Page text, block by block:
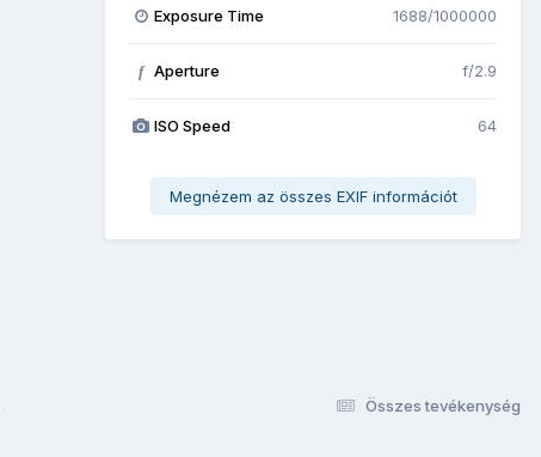
Exposure Time 1688/1000000
f Aperture f/2.9
ISO Speed 64
Megnézem az összes EXIF információt
Összes tevékenység